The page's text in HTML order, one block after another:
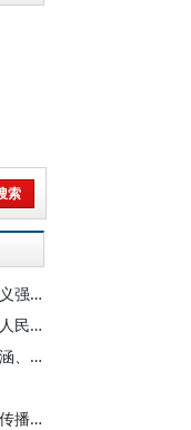
高翔：新时代伟大实践彰显马克思主义强大生命力
高翔：把服务党和国家工作大局 为人民做学问作为真正的政绩
高翔：智能体治理中的政府职能：内涵、挑战与深化
高翔：广泛汇聚合力，提升中华文明传播力影响力